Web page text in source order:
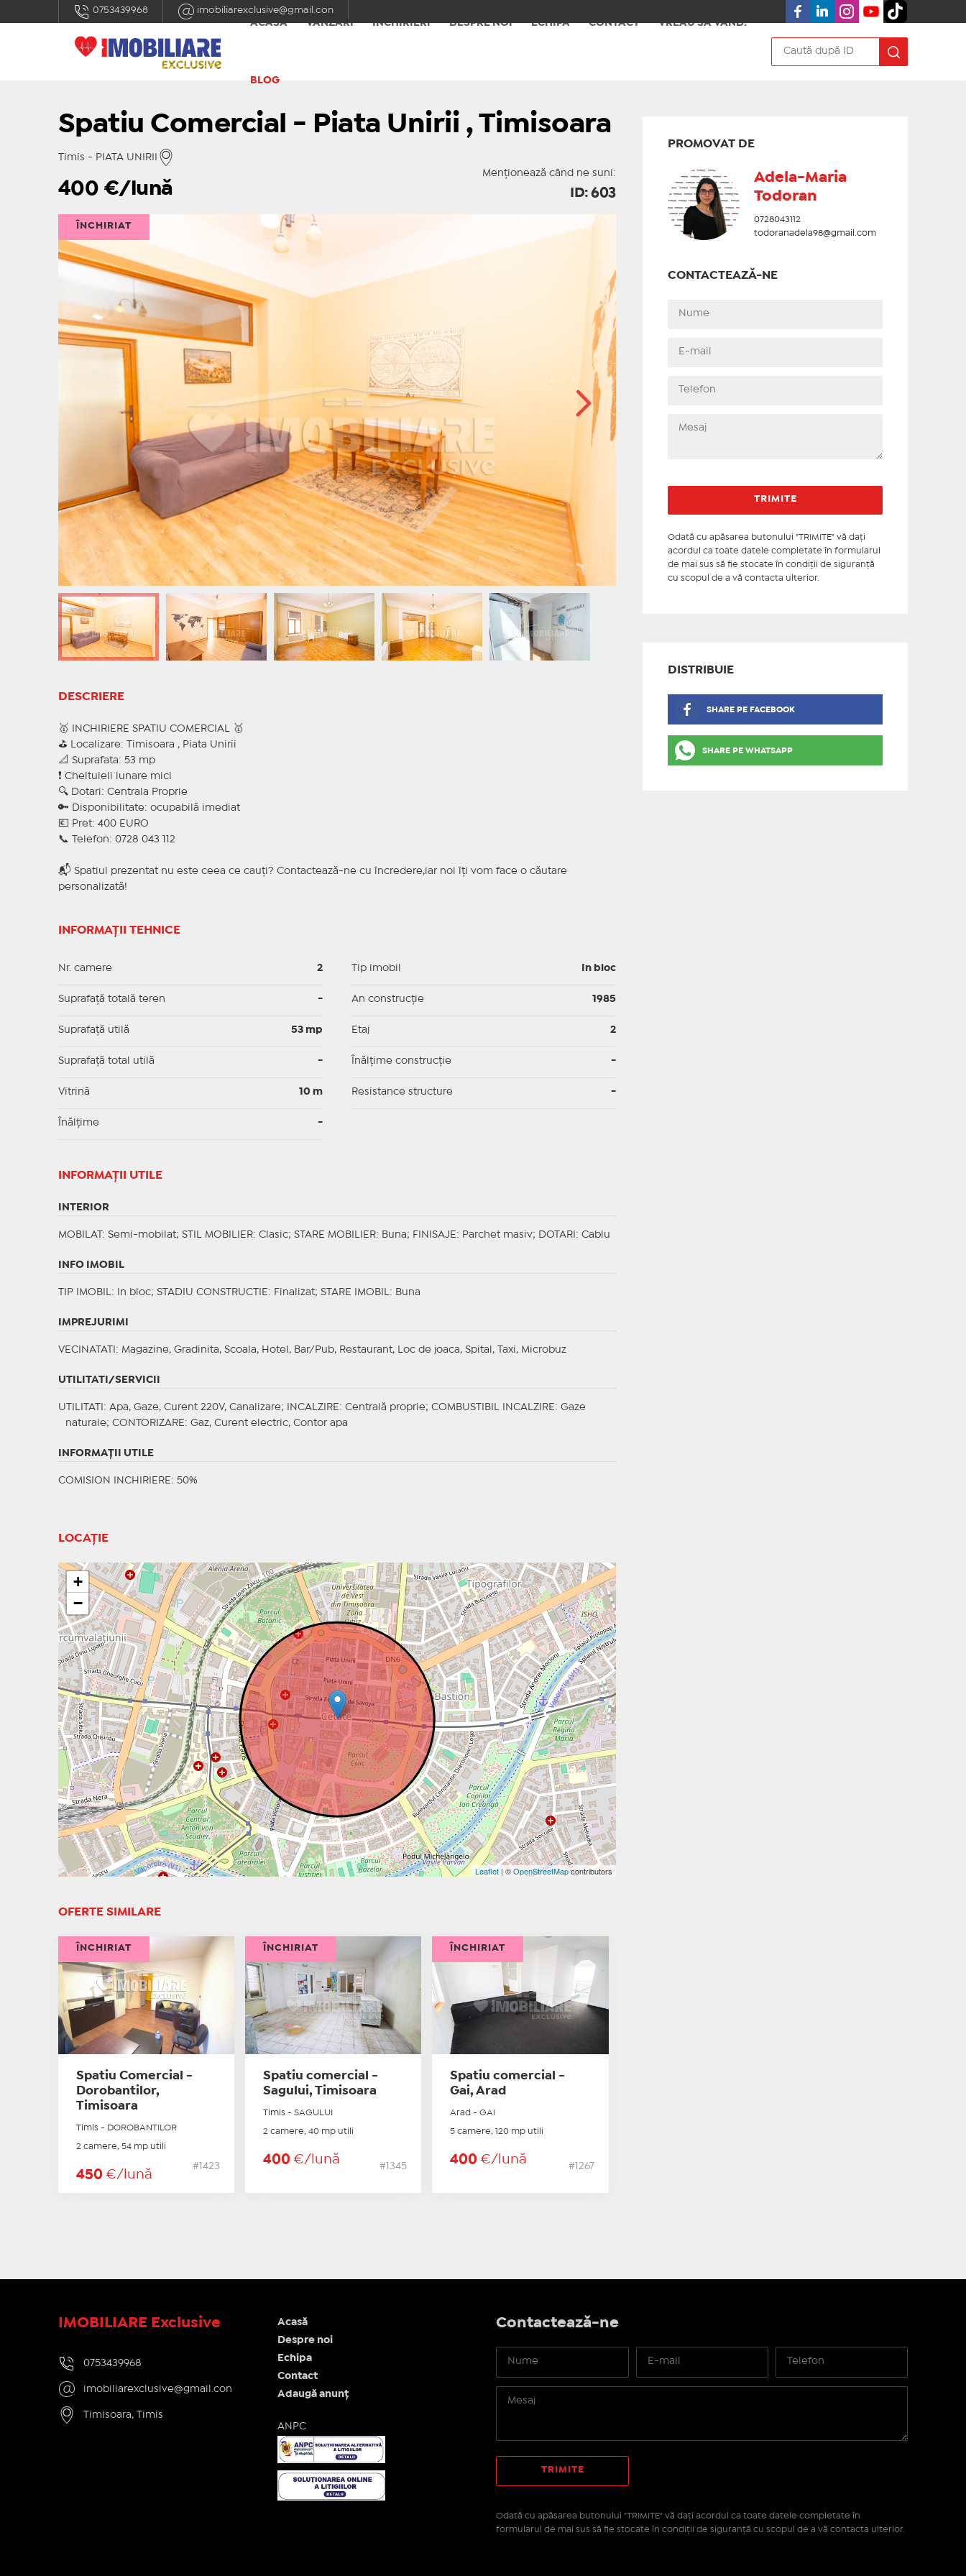
0753439968
imobiliarexclusive@gmail.con
ACASĂ
VÂNZĂRI ÎNCHIRIERI DESPRE NOI ECHIPA CONTACT VREAU SA VÂND!
BLOG
Spatiu Comercial - Piata Unirii , Timisoara
Timis - PIATA UNIRII
Menționează când ne suni:
400 €/lună ID: 603
ÎNCHIRIAT
DESCRIERE
🥇 INCHIRIERE SPATIU COMERCIAL 🥇
⛳ Localizare: Timisoara , Piata Unirii
📐 Suprafata: 53 mp
❗ Cheltuieli lunare mici
🔍 Dotari: Centrala Proprie
🔑 Disponibilitate: ocupabilă imediat
💶 Pret: 400 EURO
📞 Telefon: 0728 043 112
📬 Spatiul prezentat nu este ceea ce cauți? Contactează-ne cu încredere,iar noi îți vom face o căutare
personalizată!
INFORMAȚII TEHNICE
Nr. camere 2
Suprafață totală teren -
Suprafaţă utilă 53 mp
Suprafaţă total utilă -
Vitrină 10 m
Înălțime -
Tip imobil In bloc
An construcție 1985
Etaj 2
Înălțime construcție -
Resistance structure -
INFORMAŢII UTILE
INTERIOR
MOBILAT : Semi-mobilat; STIL MOBILIER: Clasic; STARE MOBILIER: Buna; FINISAJE : Parchet masiv; DOTARI : Cablu
INFO IMOBIL
TIP IMOBIL : In bloc; STADIU CONSTRUCTIE : Finalizat; STARE IMOBIL : Buna
IMPREJURIMI
VECINATATI : Magazine, Gradinita, Scoala, Hotel, Bar/Pub, Restaurant, Loc de joaca, Spital, Taxi, Microbuz
UTILITATI/SERVICII
UTILITATI : Apa, Gaze, Curent 220V, Canalizare; INCALZIRE : Centrală proprie; COMBUSTIBIL INCALZIRE : Gaze
naturale; CONTORIZARE : Gaz, Curent electric, Contor apa
INFORMAŢII UTILE
COMISION INCHIRIERE: 50%
LOCAȚIE
+
−
Leaflet| ©OpenStreetMapcontributors
PROMOVAT DE
Adela-Maria
Todoran
0728043112
todoranadela98@gmail.com
CONTACTEAZĂ-NE
Odată cu apăsarea butonului "TRIMITE" vă daţi
acordul ca toate datele completate în formularul
de mai sus să fie stocate în condiţii de siguranţă
cu scopul de a vă contacta ulterior.
DISTRIBUIE
SHARE PE FACEBOOK
SHARE PE WHATSAPP
OFERTE SIMILARE
Spatiu Comercial -
Dorobantilor,
Timisoara
Timis - DOROBANTILOR
2 camere, 54 mp utili
450 €/lună
#1423
ÎNCHIRIAT
Spatiu comercial -
Sagului, Timisoara
Timis - SAGULUI
2 camere, 40 mp utili
400€/lună
#1345
ÎNCHIRIAT
Spatiu comercial -
Gai, Arad
Arad - GAI
5 camere, 120 mp utili
400€/lună
#1267
ÎNCHIRIAT
IMOBILIARE Exclusive
0753439968
imobiliarexclusive@gmail.con
Timisoara, Timis
Acasă
Despre noi
Echipa
Contact
Adaugă anunț
ANPC
Contactează-ne
Odată cu apăsarea butonului "TRIMITE" vă daţi acordul ca toate datele completate în
formularul de mai sus să fie stocate în condiţii de siguranţă cu scopul de a vă contacta ulterior.